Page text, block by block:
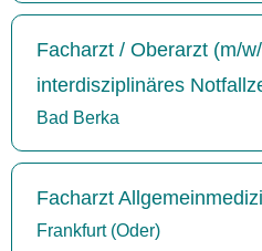
Facharzt / Oberarzt (m/
interdisziplinäres
Bad Berka
Facharzt
Frankfurt (Oder)